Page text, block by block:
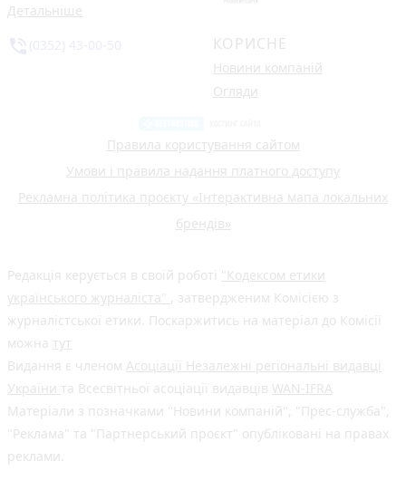
Детальніше
КОРИСНЕ
Новини компаній
Огляди
Правила користування сайтом
Умови і правила надання платного доступу
Рекламна політика проєкту «Інтерактивна мапа локальних
брендів»
Редакція керується в своїй роботі "Кодексом етики
українського журналіста"
, затвердженим Комісією з
журналістської етики. Поскаржитись на матеріал до Комісії
можна тут
Видання є членом Асоціації Незалежні регіональні видавці
України та Всесвітньої асоціації видавців WAN-IFRA
Матеріали з позначками "Новини компаній", "Прес-служба",
"Реклама" та "Партнерський проєкт" опубліковані на правах
реклами.